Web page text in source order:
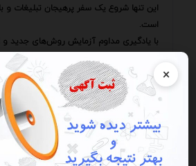
×
این تنها شروع یک سفر پرهیجان تبلیغات و
است.
با یادگیری مداوم آزمایش روش‌های جدید و
تغییرات می‌توانید همواره یک گام جلوتر از
فرصت‌های بی‌شماری که این پلتفرم در
بهره‌مند شوید.
به عنوان یک بازاریاب جوان به این نکته
تبلیغات در تعامل مستقیم و صمیمانه با
قابلیت پخش زنده اینستاگرام ابزاری
است.